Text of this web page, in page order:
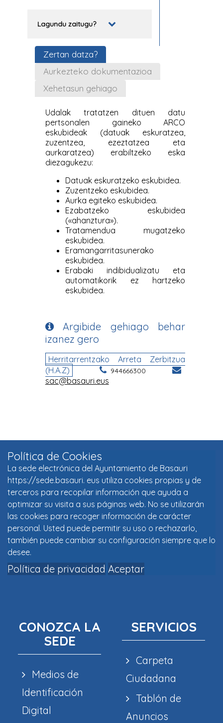
Política de Cookies
La sede electrónica del Ayuntamiento de Basauri
https://sede.basauri. eus utiliza cookies propias y de
terceros para recopilar información que ayuda a
optimizar su visita a sus páginas web. No se utilizarán
las cookies para recoger información de carácter
personal. Usted puede permitir su uso o rechazarlo,
también puede cambiar su configuración siempre que lo
desee.
Política de privacidad Aceptar
CONOZCA LA
SEDE
Medios de
Identificación
Digital
SERVICIOS
Carpeta
Ciudadana
Tablón de
Anuncios